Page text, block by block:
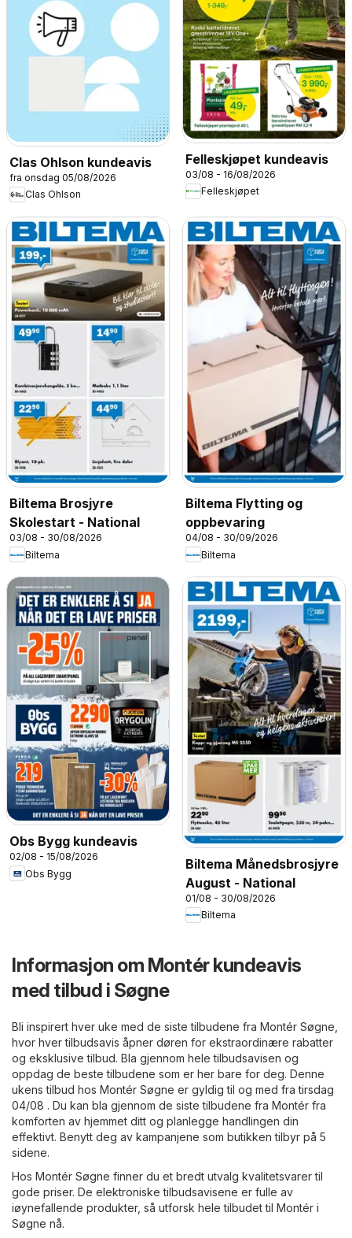
Clas Ohlson kundeavis
fra onsdag 05/08/2026
Clas Ohlson
Felleskjøpet kundeavis
03/08 - 16/08/2026
Felleskjøpet
Biltema Brosjyre
Skolestart - National
03/08 - 30/08/2026
Biltema
Biltema Flytting og
oppbevaring
04/08 - 30/09/2026
Biltema
Obs Bygg kundeavis
02/08 - 15/08/2026
Obs Bygg
Biltema Månedsbrosjyre
August - National
01/08 - 30/08/2026
Biltema
Informasjon om Montér kundeavis
med tilbud i Søgne
Bli inspirert hver uke med de siste tilbudene fra Montér Søgne,
hvor hver tilbudsavis åpner døren for ekstraordinære rabatter
og eksklusive tilbud. Bla gjennom hele tilbudsavisen og
oppdag de beste tilbudene som er her bare for deg. Denne
ukens tilbud hos Montér Søgne er gyldig til og med fra tirsdag
04/08 . Du kan bla gjennom de siste tilbudene fra Montér fra
komforten av hjemmet ditt og planlegge handlingen din
effektivt. Benytt deg av kampanjene som butikken tilbyr på 5
sidene.
Hos Montér Søgne finner du et bredt utvalg kvalitetsvarer til
gode priser. De elektroniske tilbudsavisene er fulle av
iøynefallende produkter, så utforsk hele tilbudet til Montér i
Søgne nå.